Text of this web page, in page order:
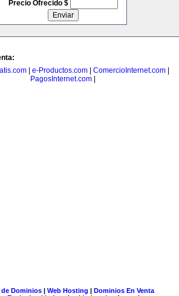
Precio Ofrecido $
e-Productos.com ComercioInternet.com
PagosInternet.com
Dominios| Web Hosting | Dominios En Venta